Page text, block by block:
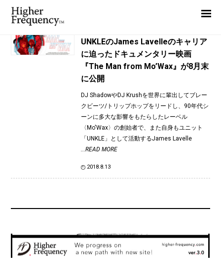
TAG: UNKLE
UNKLEのJames Lavelleのキャリア
に迫ったドキュメンタリー映画
『The Man from Mo’Wax』が8月末
に公開
DJ ShadowやDJ Krushを世界に輩出してブレー
クビーツ/トリップホップをリードし、90年代シ
ーンに多大な影響をもたらしたレーベル
〈Mo'Wax〉の創始者で、また自身もユニット
「UNKLE」として活動するJames Lavelle
...READ MORE
2018.8.13
News
Interview
Highlight
Report